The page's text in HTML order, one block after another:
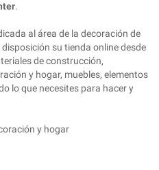
.
al área de la decoración de
su tienda online desde
de construcción,
y hogar, muebles, elementos
lo que necesites para hacer y